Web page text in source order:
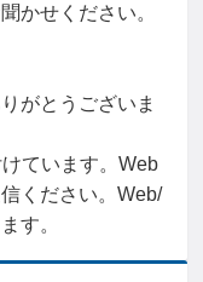
かせください。
がとうございま
ています。Web
ください。Web/
す。